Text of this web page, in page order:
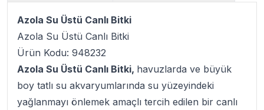
Azola Su Üstü Canlı Bitki
Azola Su Üstü Canlı Bitki
Ürün Kodu: 948232
Azola Su Üstü Canlı Bitki, havuzlarda ve büyük
boy tatlı su akvaryumlarında su yüzeyindeki
yağlanmayı önlemek amaçlı tercih edilen bir canlı